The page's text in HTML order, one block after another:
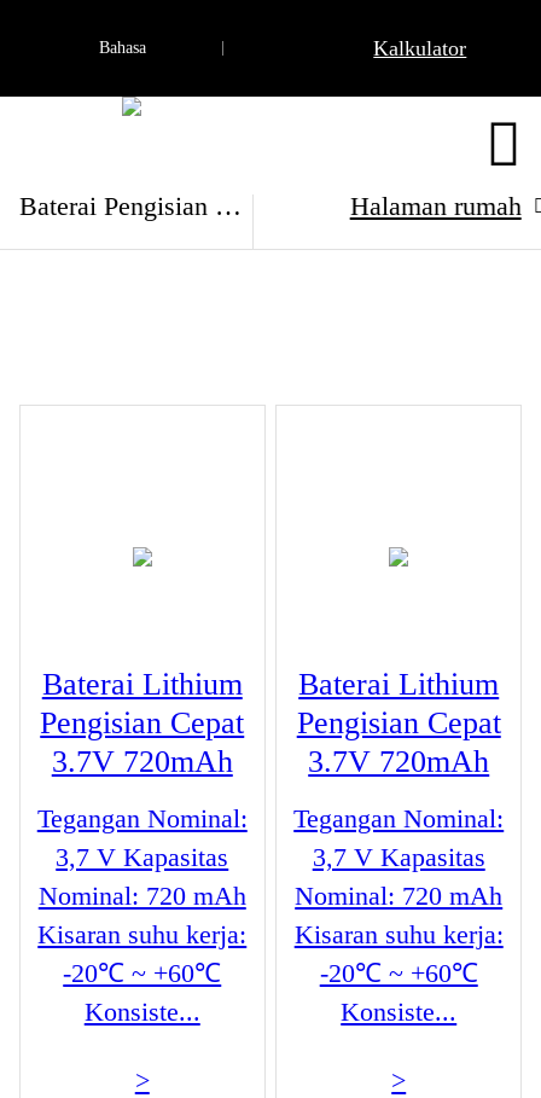
Bahasa Kalkulator

Produk
Baterai Pengisian Cepat Halaman rumah >
Baterai Lithium
Pengisian Cepat
3.7V 720mAh
Tegangan Nominal:
3,7 V Kapasitas
Nominal: 720 mAh
Kisaran suhu kerja:
-20℃ ~ +60℃
Konsiste...
>
Baterai Lithium
Pengisian Cepat
3.7V 720mAh
Tegangan Nominal:
3,7 V Kapasitas
Nominal: 720 mAh
Kisaran suhu kerja:
-20℃ ~ +60℃
Konsiste...
>